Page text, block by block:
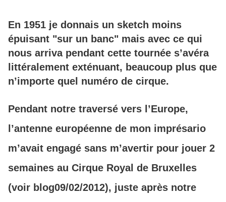
En 1951 je donnais un sketch moins
épuisant "sur un banc" mais avec ce qui
nous arriva pendant cette tournée s’avéra
littéralement exténuant, beaucoup plus que
n’importe quel numéro de cirque.
Pendant notre traversé vers l’Europe,
l’antenne européenne de mon imprésario
m’avait engagé sans m’avertir pour jouer 2
semaines au Cirque Royal de Bruxelles
(voir blog09/02/2012), juste après notre